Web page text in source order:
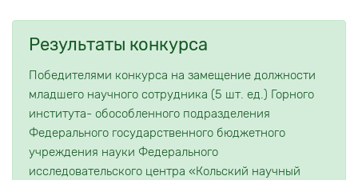
Результаты конкурса
Победителями конкурса на замещение должности
младшего научного сотрудника (5 шт. ед.) Горного
института- обособленного подразделения
Федерального государственного бюджетного
учреждения науки Федерального
исследовательского центра «Кольский научный